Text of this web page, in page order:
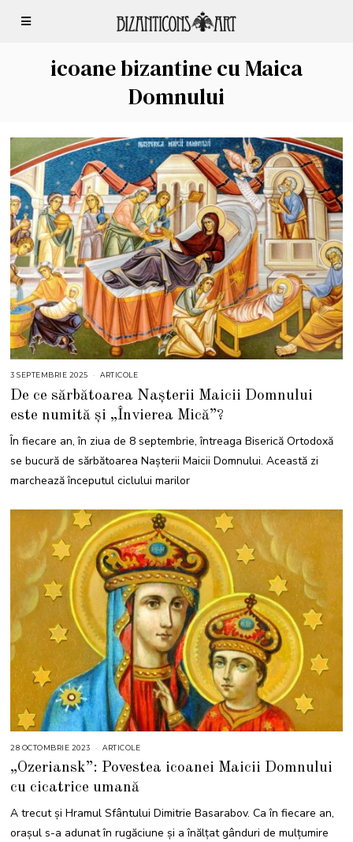
icoane bizantine cu Maica
Domnului
3 SEPTEMBRIE 2025
E
T
E
B
I
2
0
5
ARTICOLE
De ce sărbătoarea Nașterii Maicii Domnului
este numită și „Învierea Mică”?
În fiecare an, în ziua de 8 septembrie, întreaga Biserică Ortodoxă
se bucură de sărbătoarea Nașterii Maicii Domnului. Această zi
marchează începutul ciclului marilor
28 OCTOMBRIE 2023 ARTICOLE
„Ozeriansk”: Povestea icoanei Maicii Domnului
cu cicatrice umană
A trecut și Hramul Sfântului Dimitrie Basarabov. Ca în fiecare an,
orașul s-a adunat în rugăciune și a înălțat gânduri de mulțumire